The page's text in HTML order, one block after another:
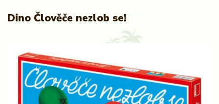
Dino Člověče nezlob se!